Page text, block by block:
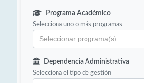
Programa Académico
Selecciona uno o más programas
Dependencia Administrativa
Selecciona el tipo de gestión